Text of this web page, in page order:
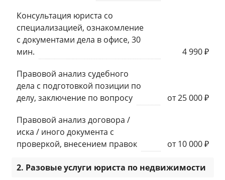
Консультация юриста со
специализацией, ознакомление
с документами дела в офисе, 30
мин.
4 990 ₽
Правовой анализ судебного
дела с подготовкой позиции по
делу, заключение по вопросу
от 25 000 ₽
Правовой анализ договора /
иска / иного документа с
проверкой, внесением правок
от 10 000 ₽
2. Разовые услуги юриста по недвижимости